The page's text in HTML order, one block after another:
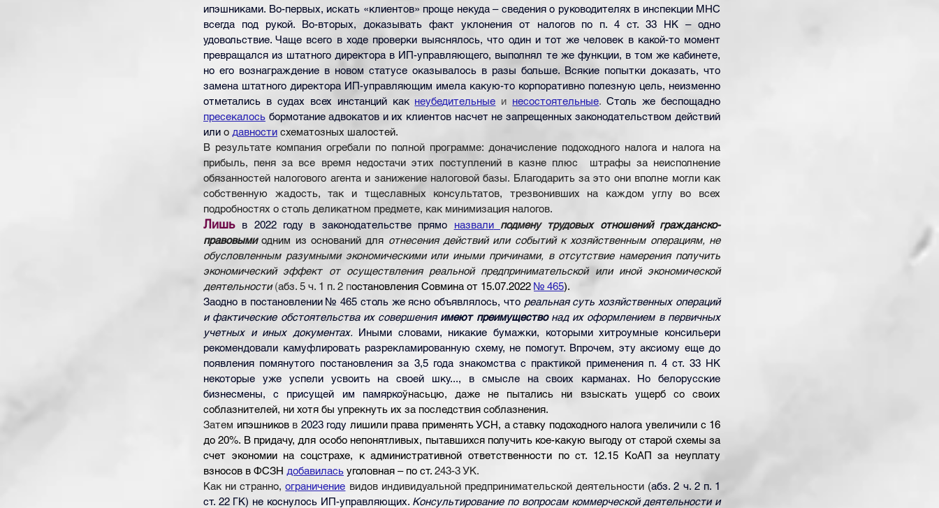
ипэшниками. Во-первых, искать «клиентов» проще некуда – сведения о руководителях в инспекции МНС
всегда под рукой. Во-вторых, доказывать факт уклонения от налогов по п. 4 ст. 33 НК – одно
удовольствие. Чаще всего в ходе проверки выяснялось, что один и тот же человек в какой-то момент
превращался из штатного директора в ИП-управляющего, выполнял те же функции, в том же кабинете,
но его вознаграждение в новом статусе оказывалось в разы больше. Всякие попытки доказать, что
замена штатного директора ИП-управляющим имела какую-то корпоративно полезную цель, неизменно
отметались в судах всех инстанций как неубедительные и несостоятельные. Столь же беспощадно
пресекалось бормотание адвокатов и их клиентов насчет не запрещенных законодательством действий
или о давности схематозных шалостей.
В результате компания огребали по полной программе: доначисление подоходного налога и налога на
прибыль, пеня за все время недостачи этих поступлений в казне плюс  штрафы за неисполнение
обязанностей налогового агента и занижение налоговой базы. Благодарить за это они вполне могли как
собственную жадость, так и тщеславных консультатов, трезвонивших на каждом углу во всех
подробностях о столь деликатном предмете, как минимизация налогов.
Лишь в 2022 году в законодательстве прямо назвали подмену трудовых
отношений гражданско-
правовыми одним из оснований для отнесения действий или событий к хозяйственным операциям, не
обусловленным разумными экономическими или иными причинами, в отсутствие намерения получить
экономический эффект от осуществления реальной предпринимательской или иной экономической
деятельности (абз. 5 ч. 1 п. 2 постановления Совмина от 15.07.2022 № 465).
Заодно в постановлении № 465 столь же ясно объявлялось, что реальная суть хозяйственных операций
и фактические обстоятельства их совершения имеют преимущество над их оформлением в первичных
учетных и иных документах. Иными словами, никакие бумажки, которыми хитроумные консильери
рекомендовали камуфлировать разрекламированную схему, не помогут. Впрочем, эту аксиому еще до
появления помянутого постановления за 3,5 года знакомства с практикой применения п. 4 ст. 33 НК
некоторые уже успели усвоить на своей шку..., в смысле на своих карманах. Но белорусские
бизнесмены, с присущей им памяркоўнасьцю, даже не пытались ни взыскать ущерб со своих
соблазнителей, ни хотя бы упрекнуть их за последствия соблазнения.
Затем ипэшников в 2023 году лишили права применять УСН, а ставку подоходного налога увеличили с 16
до 20%. В придачу, для особо непонятливых, пытавшихся получить кое-какую выгоду от старой схемы за
счет экономии на соцстрахе, к административной ответственности по ст. 12.15 КоАП за неуплату
взносов в ФСЗН добавилась уголовная – по ст. 243-3 УК.
Как ни странно, ограничение видов индивидуальной предпринимательской деятельности (абз. 2 ч. 2 п. 1
ст. 22 ГК) не коснулось ИП-управляющих. Консультирование по вопросам коммерческой деятельности и